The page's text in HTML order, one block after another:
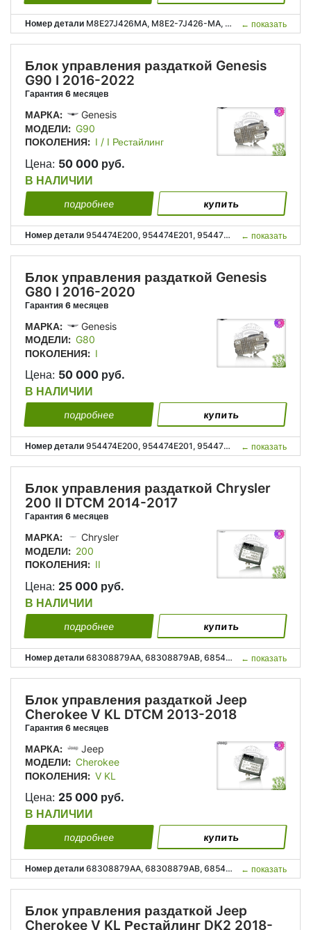
Номер детали M8E27J426MA, M8E2-7J426-MA, LR160875, M8E27J426AC, M8E2-7J426-AC; ← показать
Блок управления раздаткой Genesis
G90 I 2016-2022
Гарантия 6 месяцев
МАРКА:
Genesis
МОДЕЛИ: G90
ПОКОЛЕНИЯ: I / I Рестайлинг
Цена: 50 000 руб.
В НАЛИЧИИ
подробнее купить
Номер детали 954474E200, 954474E201, 95447-4E200, 95447-4E201; ← показать
Блок управления раздаткой Genesis
G80 I 2016-2020
Гарантия 6 месяцев
МАРКА:
Genesis
МОДЕЛИ: G80
ПОКОЛЕНИЯ: I
Цена: 50 000 руб.
В НАЛИЧИИ
подробнее купить
Номер детали 954474E200, 954474E201, 95447-4E200, 95447-4E201; ← показать
Блок управления раздаткой Chrysler
200 II DTCM 2014-2017
Гарантия 6 месяцев
МАРКА:
Chrysler
МОДЕЛИ: 200
ПОКОЛЕНИЯ: II
Цена: 25 000 руб.
В НАЛИЧИИ
подробнее купить
Номер детали 68308879AA, 68308879AB, 68540647AA, 68383660AE, P68308879AA, P68308879AB, P68540647AA, P68383660AE, 68308 879AA, 68308 879AB, 68540 647AA, 68383 660AE; ← показать
Блок управления раздаткой Jeep
Cherokee V KL DTCM 2013-2018
Гарантия 6 месяцев
МАРКА:
Jeep
МОДЕЛИ: Cherokee
ПОКОЛЕНИЯ: V KL
Цена: 25 000 руб.
В НАЛИЧИИ
подробнее купить
Номер детали 68308879AA, 68308879AB, 68540647AA, 68383660AE, P68308879AA, P68308879AB, P68540647AA, P68383660AE, 68308 879AA, 68308 879AB, 68540 647AA, 68383 660AE; ← показать
Блок управления раздаткой Jeep
Cherokee V KL Рестайлинг DK2 2018-